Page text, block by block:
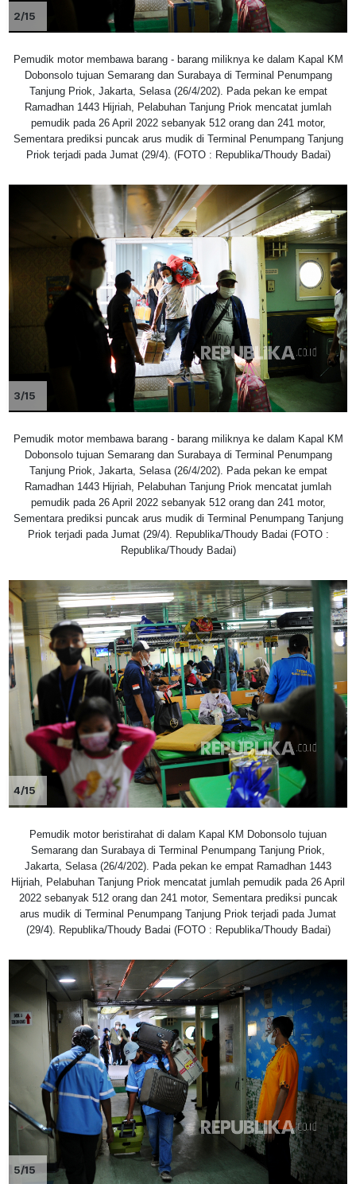
2/15
Pemudik motor membawa barang - barang miliknya ke dalam Kapal KM
Dobonsolo tujuan Semarang dan Surabaya di Terminal Penumpang
Tanjung Priok, Jakarta, Selasa (26/4/202). Pada pekan ke empat
Ramadhan 1443 Hijriah, Pelabuhan Tanjung Priok mencatat jumlah
pemudik pada 26 April 2022 sebanyak 512 orang dan 241 motor,
Sementara prediksi puncak arus mudik di Terminal Penumpang Tanjung
Priok terjadi pada Jumat (29/4). (FOTO : Republika/Thoudy Badai)
3/15
Pemudik motor membawa barang - barang miliknya ke dalam Kapal KM
Dobonsolo tujuan Semarang dan Surabaya di Terminal Penumpang
Tanjung Priok, Jakarta, Selasa (26/4/202). Pada pekan ke empat
Ramadhan 1443 Hijriah, Pelabuhan Tanjung Priok mencatat jumlah
pemudik pada 26 April 2022 sebanyak 512 orang dan 241 motor,
Sementara prediksi puncak arus mudik di Terminal Penumpang Tanjung
Priok terjadi pada Jumat (29/4). Republika/Thoudy Badai (FOTO :
Republika/Thoudy Badai)
4/15
Pemudik motor beristirahat di dalam Kapal KM Dobonsolo tujuan
Semarang dan Surabaya di Terminal Penumpang Tanjung Priok,
Jakarta, Selasa (26/4/202). Pada pekan ke empat Ramadhan 1443
Hijriah, Pelabuhan Tanjung Priok mencatat jumlah pemudik pada 26 April
2022 sebanyak 512 orang dan 241 motor, Sementara prediksi puncak
arus mudik di Terminal Penumpang Tanjung Priok terjadi pada Jumat
(29/4). Republika/Thoudy Badai (FOTO : Republika/Thoudy Badai)
5/15